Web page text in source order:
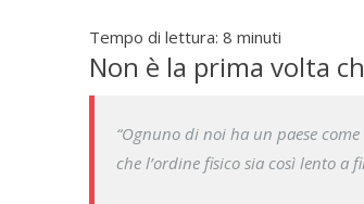
Tempo di lettura: 8 minuti
Non è la prima volta
“Ognuno di noi ha un paese
che l’ordine fisico sia così lento a